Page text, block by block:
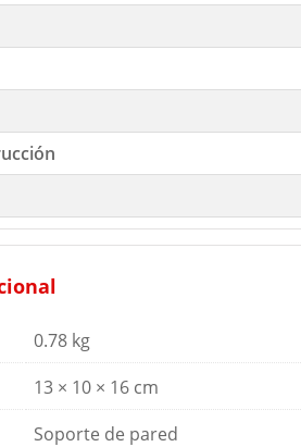
0.78 kg
13 × 10 × 16 cm
Soporte de pared